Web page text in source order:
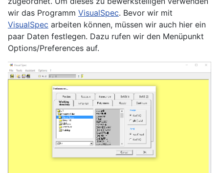
wir das Programm VisualSpec. Bevor wir mit
VisualSpec arbeiten können, müssen wir auch hier ein
paar Daten festlegen. Dazu rufen wir den Menüpunkt
Options/Preferences auf.